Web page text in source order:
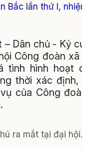
Bắc lần thứ I,
– Dân chủ - Kỷ
Công đoàn xã
tình hình hoạt
thời xác định,
của Công
ra mắt tại đại hội.